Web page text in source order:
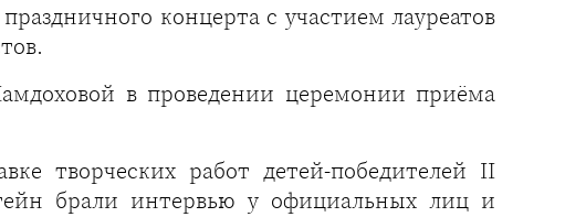
концерта с участием лауреатов
в проведении церемонии приёма
творческих работ детей-победителей II
брали интервью у официальных лиц и